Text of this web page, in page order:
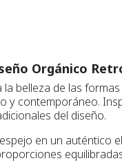
Orgánico
la belleza de las
y contemporáneo.
del diseño.
en un auténtico